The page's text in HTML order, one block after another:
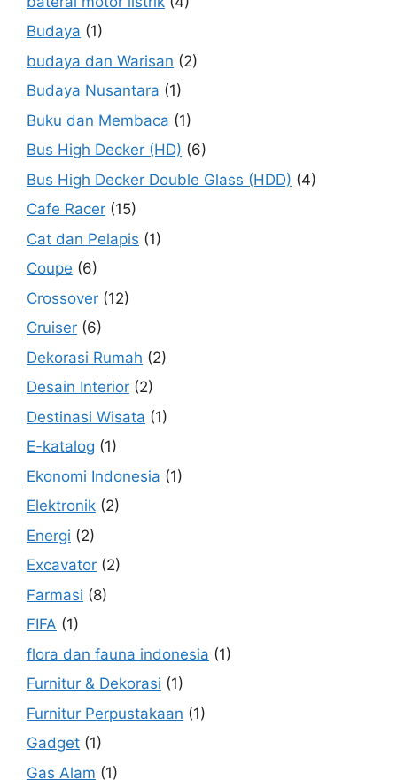
Budaya (1)
budaya dan Warisan (2)
Budaya Nusantara (1)
Buku dan Membaca (1)
Bus High Decker (HD) (6)
Bus High Decker Double Glass (HDD) (4)
Cafe Racer (15)
Cat dan Pelapis (1)
Coupe (6)
Crossover (12)
Cruiser (6)
Dekorasi Rumah (2)
Desain Interior (2)
Destinasi Wisata (1)
E-katalog (1)
Ekonomi Indonesia (1)
Elektronik (2)
Energi (2)
Excavator (2)
Farmasi (8)
FIFA (1)
flora dan fauna indonesia (1)
Furnitur & Dekorasi (1)
Furnitur Perpustakaan (1)
Gadget (1)
Gas Alam (1)